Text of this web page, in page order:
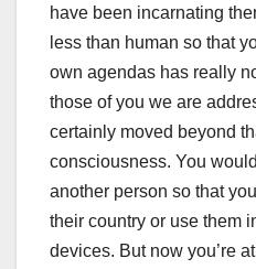
have been incarnating
less than human so that
own agendas has really
those of you we are
certainly moved beyond
consciousness. You
another person so that
their country or use them
devices. But now you’re